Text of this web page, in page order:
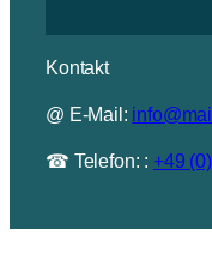
Kontakt
@ E-Mail:
☎ Telefon: : +49